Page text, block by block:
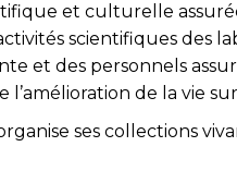
et culturelle
scientifiques des
et des personnels
de la vie
ses collections